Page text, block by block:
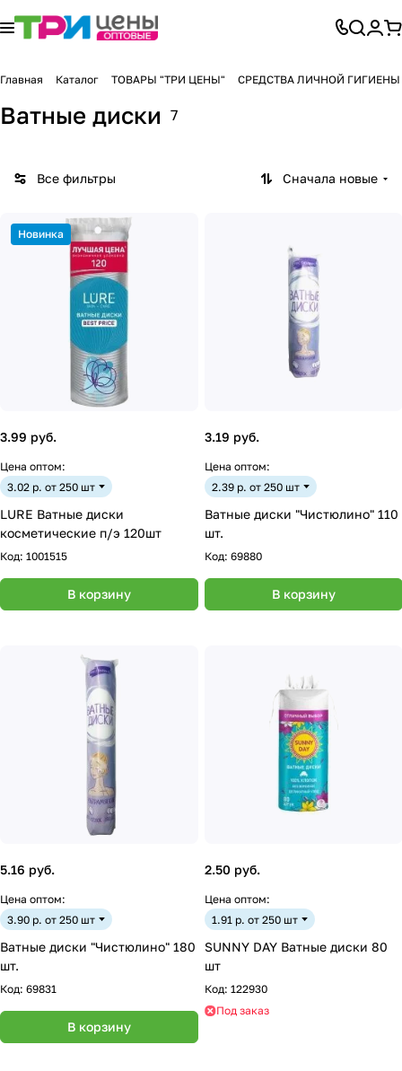
Главная Каталог ТОВАРЫ "ТРИ ЦЕНЫ" СРЕДСТВА ЛИЧНОЙ ГИГИЕНЫ
Ватные диски 7
Все фильтры Сначала новые
Новинка
3.99 руб.
Цена оптом:
3.02 р. от 250 шт
LURE Ватные диски
косметические п/э 120шт
Код: 1001515
В корзину
3.19 руб.
Цена оптом:
2.39 р. от 250 шт
Ватные диски "Чистюлино" 110
шт.
Код: 69880
В корзину
5.16 руб.
Цена оптом:
3.90 р. от 250 шт
Ватные диски "Чистюлино" 180
шт.
Код: 69831
В корзину
2.50 руб.
Цена оптом:
1.91 р. от 250 шт
SUNNY DAY Ватные диски 80
шт
Код: 122930
Под заказ